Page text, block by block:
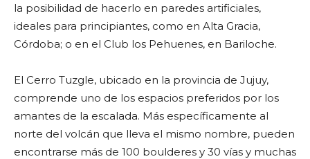
la posibilidad de hacerlo en paredes artificiales,
ideales para principiantes, como en Alta Gracia,
Córdoba; o en el Club los Pehuenes, en Bariloche.
El Cerro Tuzgle, ubicado en la provincia de Jujuy,
comprende uno de los espacios preferidos por los
amantes de la escalada. Más específicamente al
norte del volcán que lleva el mismo nombre, pueden
encontrarse más de 100 boulderes y 30 vías y muchas